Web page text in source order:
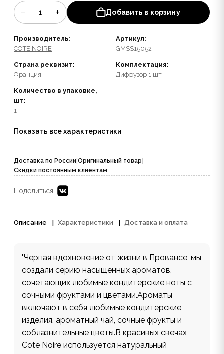
− 1 + Добавить в корзину
Производитель:
COTE NOIRE
Артикул:
GMSS15052
Страна реквизит:
Франция
Комплектация:
Диффузор 1 шт
Количество в упаковке,
шт:
1
Показать все характеристики
Доставка по России Оригинальный товар
Скидки постоянным клиентам
Поделиться:
Описание Характеристики Доставка и оплата
"Черпая вдохновение от жизни в Провансе, мы
создали серию насыщенных ароматов,
сочетающих любимые кондитерские ноты с
сочными фруктами и цветами.Ароматы
включают в себя любимые кондитерские
изделия, ароматный чай, сочные фрукты и
соблазнительные цветы.В красивых свечах
Cote Noire используется натуральный